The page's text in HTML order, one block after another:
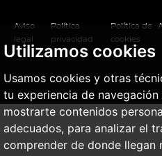
Utilizamos cookies
Usamos cookies y otras
tu experiencia de
mostrarte contenidos
adecuados, para analizar el
comprender de donde llegan
Aviso
legal
Política
privacidad
Política de
cookies